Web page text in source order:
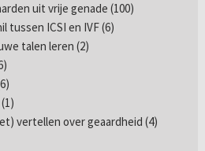
uit vrije genade (100)
tussen ICSI en IVF (6)
talen leren (2)
vertellen over geaardheid (4)